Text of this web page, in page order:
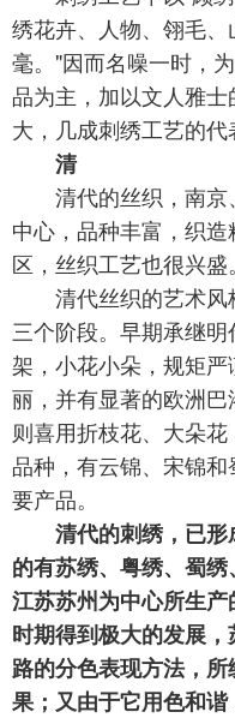
绣花卉、人物、翎毛
毫。"因而名噪一时，
品为主，加以文人雅
大，几成刺绣工艺的代
清
清代的丝织，南京
中心，品种丰富，织
区，丝织工艺也很兴盛。
清代丝织的艺术风
三个阶段。早期承继
架，小花小朵，规矩
丽，并有显著的欧洲
则喜用折枝花、大朵
品种，有云锦、宋锦
要产品。
清代的刺绣，已
的有苏绣、粤绣、蜀
江苏苏州为中心所生
时期得到极大的发展
路的分色表现方法，
果；又由于它用色和